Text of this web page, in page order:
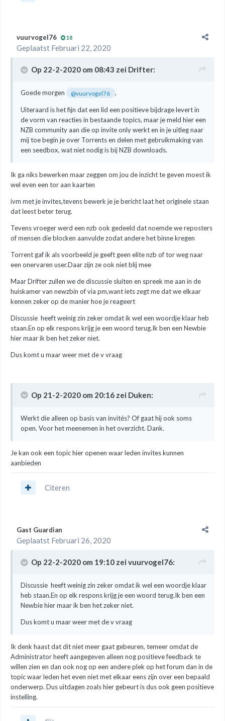
vuurvogel76 18
Geplaatst Februari 22, 2020
Op 22-2-2020 om 08:43 zei Drifter:
Goede morgen @vuurvogel76 ,
Uiteraard is het fijn dat een lid een positieve bijdrage levert in
de vorm van reacties in bestaande topics, maar je meld hier een
NZB community aan die op invite only werkt en in je uitleg naar
mij toe begin je over Torrents en delen met gebruikmaking van
een seedbox, wat niet nodig is bij NZB downloads.
Ik ga niks bewerken maar zeggen om jou de inzicht te geven moest ik
wel even een tor aan kaarten
ivm met je invites,tevens bewerk je je bericht laat het originele staan
dat leest beter terug.
Tevens vroeger werd een nzb ook gedeeld dat noemde we reposters
of mensen die blocken aanvulde zodat andere het binne kregen
Torrent gaf ik als voorbeeld je geeft geen elite nzb of tor weg naar
een onervaren user.Daar zijn ze ook niet blij mee
Maar Drifter zullen we de discussie sluiten en spreek me aan in de
huiskamer van newzbin of via pm,want iets zegt me dat we elkaar
kennen zeker op de manier hoe je reageert
Discussie heeft weinig zin zeker omdat ik wel een woordje klaar heb
staan.En op elk respons krijg je een woord terug.Ik ben een Newbie
hier maar ik ben het zeker niet.
Dus komt u maar weer met de v vraag
Op 21-2-2020 om 20:16 zei Duken:
Werkt die alleen op basis van invités? Of gaat hij ook soms
open. Voor het meenemen in het overzicht. Dank.
Je kan ook een topic hier openen waar leden invites kunnen
aanbieden
Citeren
Gast Guardian
Geplaatst Februari 26, 2020
Op 22-2-2020 om 19:10 zei vuurvogel76:
Discussie heeft weinig zin zeker omdat ik wel een woordje klaar
heb staan.En op elk respons krijg je een woord terug.Ik ben een
Newbie hier maar ik ben het zeker niet.
Dus komt u maar weer met de v vraag
Ik denk haast dat dit niet meer gaat gebeuren, temeer omdat de
Administrator heeft aangegeven alleen nog positieve feedback te
willen zien en dan ook nog op een andere plek op het forum dan in de
topic waar leden het even niet met elkaar eens zijn over een bepaald
onderwerp. Dus uitdagen zoals hier gebeurt is dus ook geen positieve
instelling.